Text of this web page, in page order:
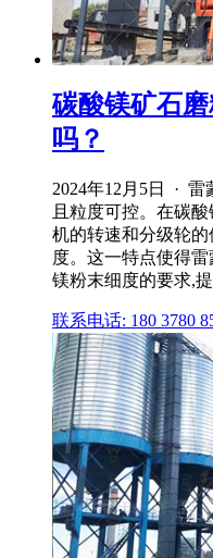
碳酸镁矿石
吗？
2024年12月5日 ·
且粒度可控。在碳
机的转速和分级轮
度。这一特点使得
镁粉末细度的要求,
联系电话: 180 3780